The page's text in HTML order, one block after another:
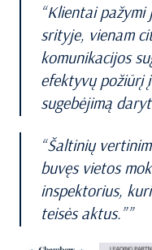
Klientai pažymi
srityje, vienam
komunikacijos
efektyvų požiūrį
sugebėjimą
Šaltinių
buvęs vietos
inspektorius,
teisės aktus.”